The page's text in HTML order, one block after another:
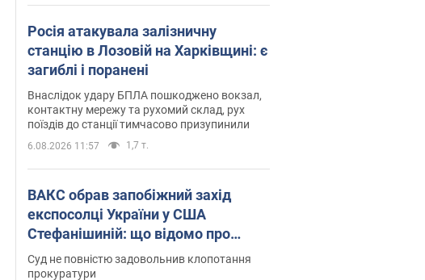
Росія атакувала залізничну
станцію в Лозовій на Харківщині: є
загиблі і поранені
Внаслідок удару БПЛА пошкоджено вокзал,
контактну мережу та рухомий склад, рух
поїздів до станції тимчасово призупинили
6.08.2026 11:57 1,7 т.
ВАКС обрав запобіжний захід
експосолці України у США
Стефанішиній: що відомо про
справу
Суд не повністю задовольнив клопотання
прокуратури